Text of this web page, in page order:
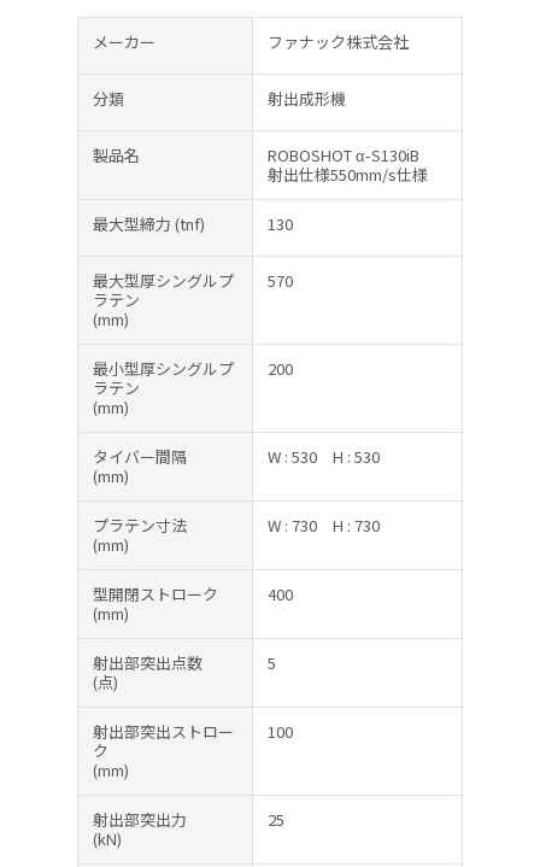
メーカー ファナック株式会社
分類 射出成形機
製品名
ROBOSHOT α-S130iB
射出仕様550mm/s仕様
最大型締力 (tnf) 130
最大型厚シングルプ
ラテン
(mm)
570
最小型厚シングルプ
ラテン
(mm)
200
タイバー間隔
(mm)
W : 530 H : 530
プラテン寸法
(mm)
W : 730 H : 730
型開閉ストローク
(mm)
400
射出部突出点数
(点)
5
射出部突出ストロー
ク
(mm)
100
射出部突出力
(kN)
25